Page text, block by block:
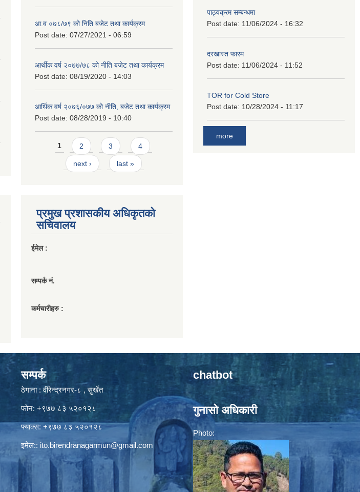
आ.व ०७८/७९ को निति बजेट तथा कार्यक्रम
Post date: 07/27/2021 - 06:59
आर्थीक वर्ष २०७७/७८ को नीति बजेट तथा कार्यक्रम
Post date: 08/19/2020 - 14:03
आर्थिक वर्ष २०७६/०७७ को नीति, बजेट तथा कार्यक्रम
Post date: 08/28/2019 - 10:40
Pages
1 2 3 4
next › last »
पाठ्यक्रम सम्बन्धमा
Post date: 11/06/2024 - 16:32
दरखास्त फारम
Post date: 11/06/2024 - 11:52
TOR for Cold Store
Post date: 10/28/2024 - 11:17
more
प्रमुख प्रशासकीय अधिकृतको
सचिवालय
ईमेल :
सम्पर्क नं.
कर्मचारीहरु :
सम्पर्क
ठेगाना : वीरेन्द्रनगर-८ , सुर्खेत
फोन: +९७७ ८३ ५२०१२८
फ्याक्स: +९७७ ८३ ५२०१२८
इमेल:: ito.birendranagarmun@gmail.com
chatbot
गुनासो अधिकारी
Photo: